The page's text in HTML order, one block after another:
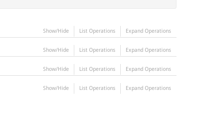
Show/Hide List Operations Expand Operations
Show/Hide List Operations Expand Operations
Show/Hide List Operations Expand Operations
Show/Hide List Operations Expand Operations